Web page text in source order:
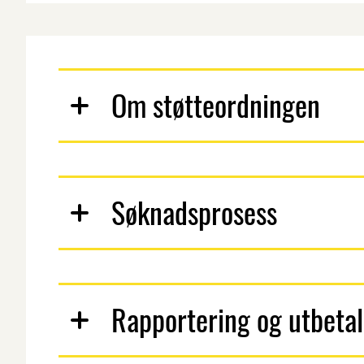
Om støtteordningen
Søknadsprosess
Rapportering og